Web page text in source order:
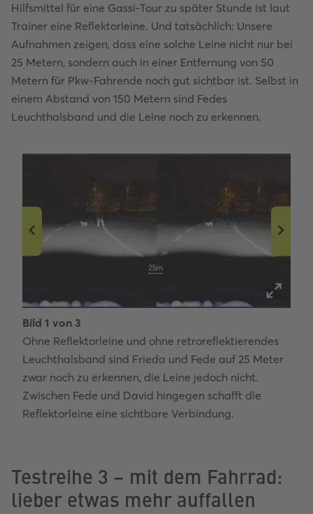
Hilfsmittel für eine Gassi-Tour zu später Stunde ist laut
Trainer eine Reflektorleine. Und tatsächlich: Unsere
Aufnahmen zeigen, dass eine solche Leine nicht nur bei
25 Metern, sondern auch in einer Entfernung von 50
Metern für Pkw-Fahrende noch gut sichtbar ist. Selbst in
einem Abstand von 150 Metern sind Fedes
Leuchthalsband und die Leine noch zu erkennen.
Bild 1 von 3
Ohne Reflektorleine und ohne retroreflektierendes
Leuchthalsband sind Frieda und Fede auf 25 Meter
zwar noch zu erkennen, die Leine jedoch nicht.
Zwischen Fede und David hingegen schafft die
Reflektorleine eine sichtbare Verbindung.
Testreihe 3 – mit dem Fahrrad:
lieber etwas mehr auffallen